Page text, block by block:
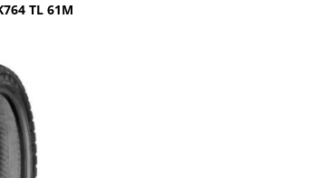
TL 61M